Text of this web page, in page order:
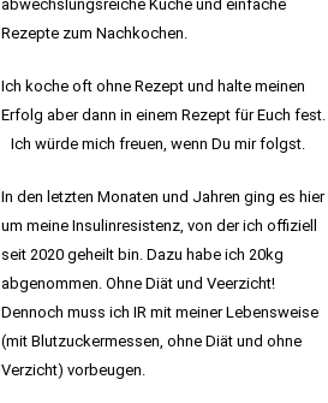
abwechslungsreiche Küche und einfache
Rezepte zum Nachkochen.
Ich koche oft ohne Rezept und halte meinen
Erfolg aber dann in einem Rezept für Euch fest.
Ich würde mich freuen, wenn Du mir folgst.
In den letzten Monaten und Jahren ging es hier
um meine Insulinresistenz, von der ich offiziell
seit 2020 geheilt bin. Dazu habe ich 20kg
abgenommen. Ohne Diät und Veerzicht!
Dennoch muss ich IR mit meiner Lebensweise
(mit Blutzuckermessen, ohne Diät und ohne
Verzicht) vorbeugen.